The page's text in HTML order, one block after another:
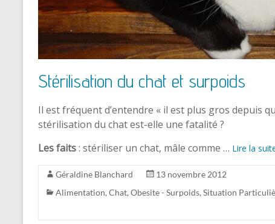
Stérilisation du chat et surpoids
Il est fréquent d’entendre « il est plus gros depuis
stérilisation du chat est-elle une fatalité ?
Les faits: stériliser un chat, mâle comme … Lire la
Géraldine Blanchard
13 novembre 2012
Alimentation, Chat, Obesite - Surpoids, Situation